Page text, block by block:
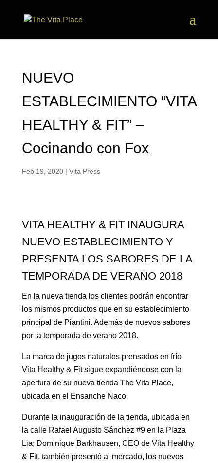
NUEVO
ESTABLECIMIENTO “VITA
HEALTHY & FIT” –
Cocinando con Fox
Feb 19, 2020| Vita Press
VITA HEALTHY & FIT INAUGURA
NUEVO ESTABLECIMIENTO Y
PRESENTA LOS SABORES DE LA
TEMPORADA DE VERANO 2018
En la nueva tienda los clientes podrán encontrar
los mismos productos que en su establecimiento
principal de Piantini. Además de nuevos sabores
por la temporada de verano 2018.
La marca de jugos naturales prensados en frío
Vita Healthy & Fit sigue expandiéndose con la
apertura de su nueva tienda The Vita Place,
ubicada en el Ensanche Naco.
Durante la inauguración de la tienda, ubicada en
la calle Rafael Augusto Sánchez #9 en la Plaza
Lia; Dominique Barkhausen, CEO de Vita Healthy
& Fit, también presentó al mercado, los nuevos